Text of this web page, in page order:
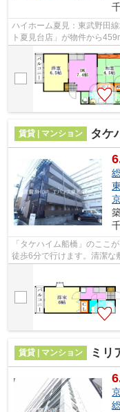
ハイホーム夏見：東武野田
ト夏見台店」が物件から
期費用をお支払いいただけ
賃貸 | マンション タケ
「タケハイム船橋」のここ
徒歩6分で行けます。清潔な
賃貸 | マンション ミリ